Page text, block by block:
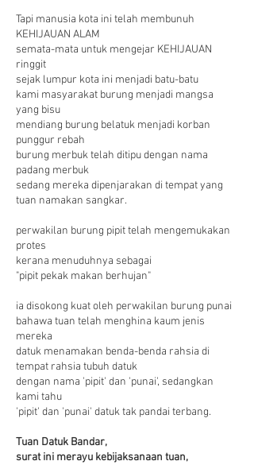
Tapi manusia kota ini telah membunuh
KEHIJAUAN ALAM
semata-mata untuk mengejar KEHIJAUAN
ringgit
sejak lumpur kota ini menjadi batu-batu
kami masyarakat burung menjadi mangsa
yang bisu
mendiang burung belatuk menjadi korban
punggur rebah
burung merbuk telah ditipu dengan nama
padang merbuk
sedang mereka dipenjarakan di tempat yang
tuan namakan sangkar.
perwakilan burung pipit telah mengemukakan
protes
kerana menuduhnya sebagai
"pipit pekak makan berhujan"
ia disokong kuat oleh perwakilan burung punai
bahawa tuan telah menghina kaum jenis
mereka
datuk menamakan benda-benda rahsia di
tempat rahsia tubuh datuk
dengan nama 'pipit' dan 'punai', sedangkan
kami tahu
'pipit' dan 'punai' datuk tak pandai terbang.
Tuan Datuk Bandar,
surat ini merayu kebijaksanaan tuan,